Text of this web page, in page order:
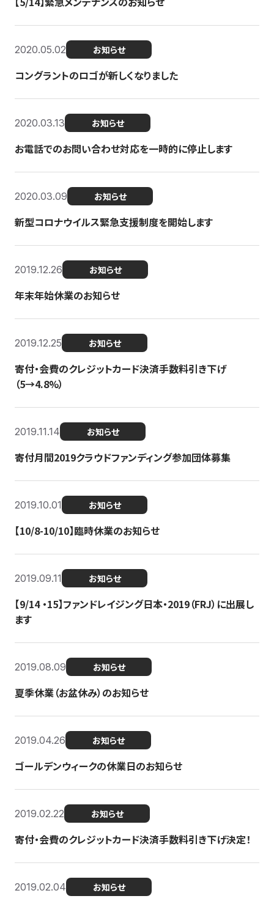
2020.05.02 お知らせ
コングラントのロゴが新しくなりました
2020.03.13 お知らせ
お電話でのお問い合わせ対応を一時的に停止します
2020.03.09 お知らせ
新型コロナウイルス緊急支援制度を開始します
2019.12.26 お知らせ
年末年始休業のお知らせ
2019.12.25 お知らせ
寄付・会費のクレジットカード決済手数料引き下げ
（5→4.8%）
2019.11.14 お知らせ
寄付月間2019クラウドファンディング参加団体募集
2019.10.01 お知らせ
【10/8-10/10】臨時休業のお知らせ
2019.09.11 お知らせ
【9/14 ・15】ファンドレイジング日本・2019（FRJ）に出展し
ます
2019.08.09 お知らせ
夏季休業（お盆休み）のお知らせ
2019.04.26 お知らせ
ゴールデンウィークの休業日のお知らせ
2019.02.22 お知らせ
寄付・会費のクレジットカード決済手数料引き下げ決定！
2019.02.04 お知らせ